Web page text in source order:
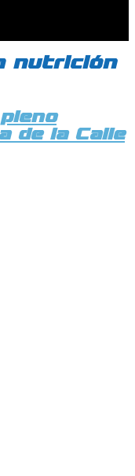
nutrición
de la Calle